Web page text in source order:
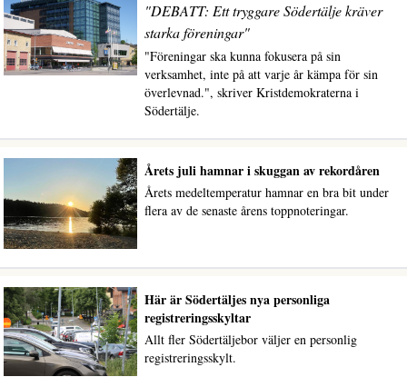
"DEBATT: Ett tryggare Södertälje kräver
starka föreningar"
"Föreningar ska kunna fokusera på sin
verksamhet, inte på att varje år kämpa för sin
överlevnad.", skriver Kristdemokraterna i
Södertälje.
Årets juli hamnar i skuggan av rekordåren
Årets medeltemperatur hamnar en bra bit under
flera av de senaste årens toppnoteringar.
Här är Södertäljes nya personliga
registreringsskyltar
Allt fler Södertäljebor väljer en personlig
registreringsskylt.